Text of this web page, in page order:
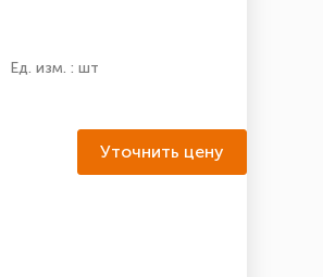
Ед. изм. : шт
Уточнить цену